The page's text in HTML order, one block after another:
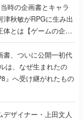
時の企画書とキャラ
秋敏がRPGに生み出
体とは【ゲームの企画
書、ついに公開━初代
は、なぜ生まれたの
』へ受け継がれたもの
ザイナー・上田文人